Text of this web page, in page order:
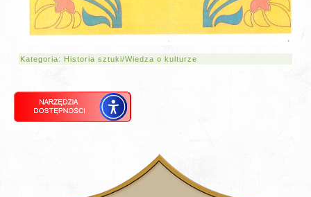
Kategoria: Historia sztuki/Wiedza o kulturze